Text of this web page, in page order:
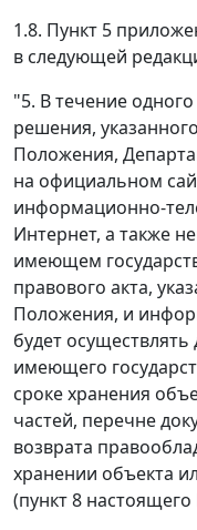
1.8. Пункт 5
в следующей
"5. В течение
решения,
Положения,
на официальном
информационно-
Интернет, а также
имеющем
правового акта,
Положения, и
будет
имеющего
сроке хранения
частей, перечне
возврата
хранении объекта
(пункт 8